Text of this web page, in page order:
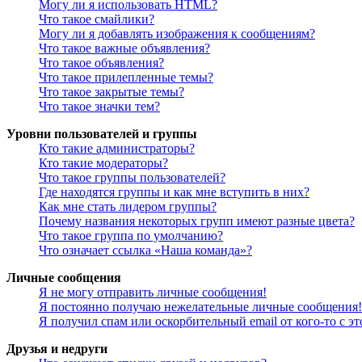
Могу ли я использовать HTML?
Что такое смайлики?
Могу ли я добавлять изображения к сообщениям?
Что такое важные объявления?
Что такое объявления?
Что такое прилепленные темы?
Что такое закрытые темы?
Что такое значки тем?
Уровни пользователей и группы
Кто такие администраторы?
Кто такие модераторы?
Что такое группы пользователей?
Где находятся группы и как мне вступить в них?
Как мне стать лидером группы?
Почему названия некоторых групп имеют разные цвета?
Что такое группа по умолчанию?
Что означает ссылка «Наша команда»?
Личные сообщения
Я не могу отправить личные сообщения!
Я постоянно получаю нежелательные личные сообщения!
Я получил спам или оскорбительный email от кого-то с
Друзья и недруги